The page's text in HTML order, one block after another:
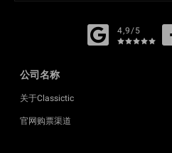
4,9/5
公司名称
关于Classictic
官网购票渠道